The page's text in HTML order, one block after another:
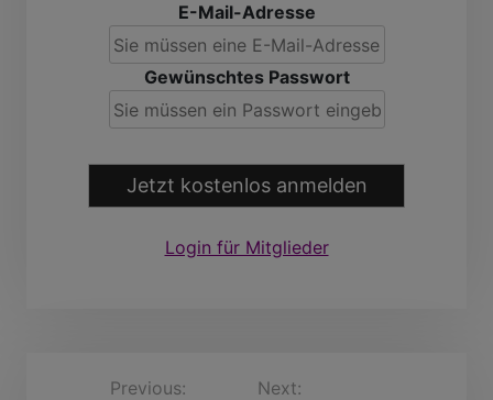
E-Mail-Adresse
Gewünschtes Passwort
Jetzt kostenlos anmelden
Login für Mitglieder
Previous: Next: